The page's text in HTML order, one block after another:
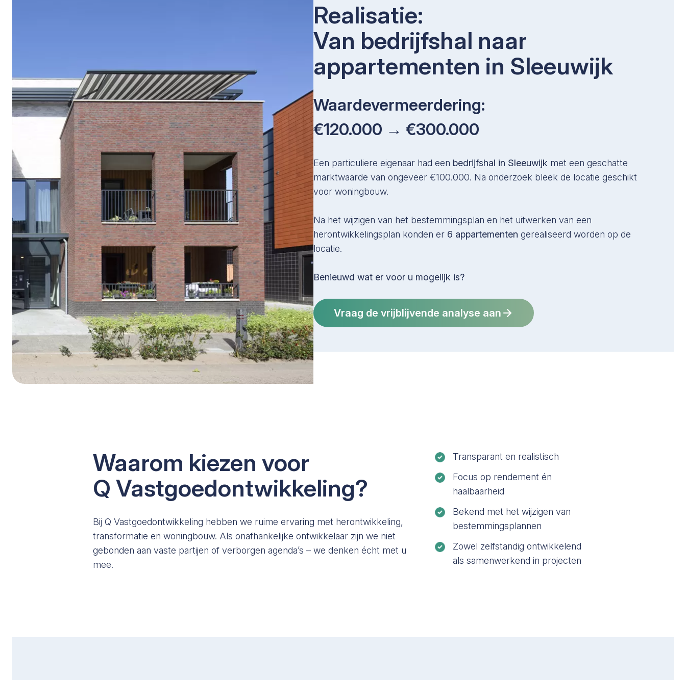
Realisatie:
Van bedrijfshal naar
appartementen in Sleeuwijk
Waardevermeerdering:
€120.000 → €300.000
Een particuliere eigenaar had een bedrijfshal in Sleeuwijk met een geschatte
marktwaarde van ongeveer €100.000. Na onderzoek bleek de locatie geschikt
voor woningbouw.
Na het wijzigen van het bestemmingsplan en het uitwerken van een
herontwikkelingsplan konden er 6 appartementen gerealiseerd worden op de
locatie.
Benieuwd wat er voor u mogelijk is?
Vraag de vrijblijvende analyse aan
Waarom kiezen voor
Q Vastgoedontwikkeling?
Bij Q Vastgoedontwikkeling hebben we ruime ervaring met herontwikkeling,
transformatie en woningbouw. Als onafhankelijke ontwikkelaar zijn we niet
gebonden aan vaste partijen of verborgen agenda’s – we denken écht met u
mee.
Transparant en realistisch
Focus op rendement én
haalbaarheid
Bekend met het wijzigen van
bestemmingsplannen
Zowel zelfstandig ontwikkelend
als samenwerkend in projecten